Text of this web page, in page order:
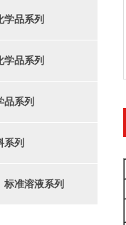
学品系列
学品系列
品系列
系列
标准溶液系列